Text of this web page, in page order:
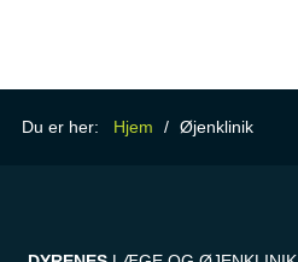
Du er her: Hjem / Øjenklinik